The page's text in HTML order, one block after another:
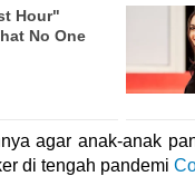
agar anak-anak
di tengah pandemi